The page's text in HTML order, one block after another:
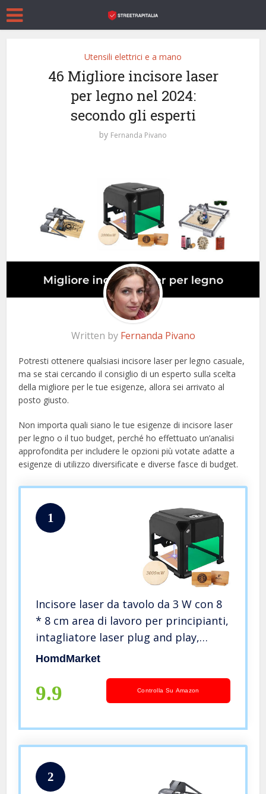
Utensili elettrici e a mano
46 Migliore incisore laser
per legno nel 2024:
secondo gli esperti
by Fernanda Pivano
Written by Fernanda Pivano
Potresti ottenere qualsiasi incisore laser per legno casuale,
ma se stai cercando il consiglio di un esperto sulla scelta
della migliore per le tue esigenze, allora sei arrivato al
posto giusto.
Non importa quali siano le tue esigenze di incisore laser
per legno o il tuo budget, perché ho effettuato un’analisi
approfondita per includere le opzioni più votate adatte a
esigenze di utilizzo diversificate e diverse fasce di budget.
1
Incisore laser da tavolo da 3 W con 8
* 8 cm area di lavoro per principianti,
intagliatore laser plug and play,
super facile da usare per uso
incisione fai-da-te.
HomdMarket
9.9 Controlla Su Amazon
2